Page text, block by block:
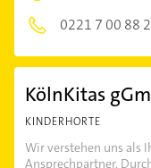
0221 7 00 88
KölnKitas
KINDERHORTE
Wir verstehen uns als
Ansprechpartner.